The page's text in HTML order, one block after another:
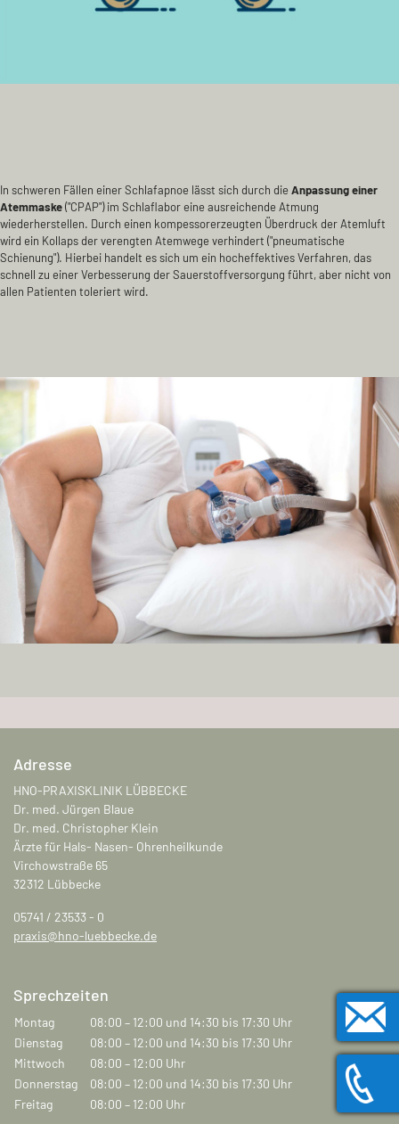
In schweren Fällen einer Schlafapnoe lässt sich durch die Anpassung einer
Atemmaske("CPAP") im Schlaflabor eine ausreichende Atmung
wiederherstellen. Durch einen kompessorerzeugten Überdruck der Atemluft
wird ein Kollaps der verengten Atemwege verhindert ("pneumatische
Schienung"). Hierbei handelt es sich um ein hocheffektives Verfahren, das
schnell zu einer Verbesserung der Sauerstoffversorgung führt, aber nicht von
allen Patienten toleriert wird.
Adresse
HNO-PRAXISKLINIK LÜBBECKE
Dr. med. Jürgen Blaue
Dr. med. Christopher Klein
Ärzte für Hals- Nasen- Ohrenheilkunde
Virchowstraße 65
32312 Lübbecke
05741 / 23533 - 0
praxis@hno-luebbecke.de
Sprechzeiten
Montag
08:00 – 12:00 und 14:30 bis 17:30 Uhr
Dienstag
08:00 – 12:00 und 14:30 bis 17:30 Uhr
Mittwoch
08:00 – 12:00 Uhr
Donnerstag
08:00 – 12:00 und 14:30 bis 17:30 Uhr
Freitag
08:00 – 12:00 Uhr